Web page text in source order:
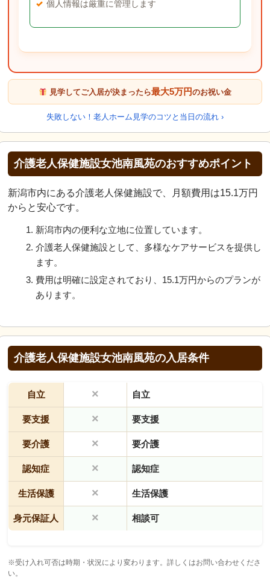
個人情報は厳重に管理します
見学してご入居が決まったら最大5万円のお祝い金
失敗しない！老人ホーム見学のコツと当日の流れ ›
介護老人保健施設女池南風苑のおすすめポイント
新潟市内にある介護老人保健施設で、月額費用は15.1万円
からと安心です。
新潟市内の便利な立地に位置しています。
介護老人保健施設として、多様なケアサービスを提供し
ます。
費用は明確に設定されており、15.1万円からのプランが
あります。
介護老人保健施設女池南風苑の入居条件
自立 × 自立
要支援 × 要支援
要介護 × 要介護
認知症 × 認知症
生活保護 × 生活保護
身元保証人 × 相談可
※受け入れ可否は時期・状況により変わります。詳しくはお問い合わせくださ
い。